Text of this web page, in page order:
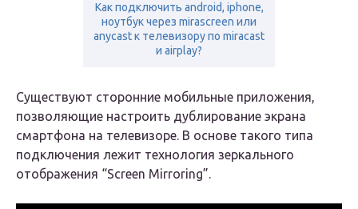
Как подключить android, iphone,
ноутбук через mirascreen или
anycast к телевизору по miracast
и airplay?
Существуют сторонние мобильные приложения,
позволяющие настроить дублирование экрана
смартфона на телевизоре. В основе такого типа
подключения лежит технология зеркального
отображения “Screen Mirroring”.